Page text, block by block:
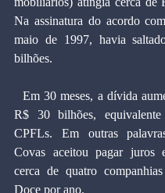
Na assinatura do acordo
maio de 1997, havia
bilhões.
R$ 30 bilhões,
CPFLs. Em outras
Covas aceitou pagar juros
cerca de quatro
Doce por ano.